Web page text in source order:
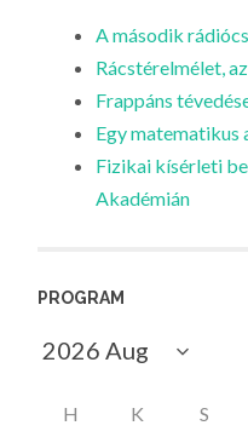
A második
Rácstérelmélet,
Frappáns
Egy matematikus
Fizikai kísérleti
Akadémián
PROGRAM
H K S